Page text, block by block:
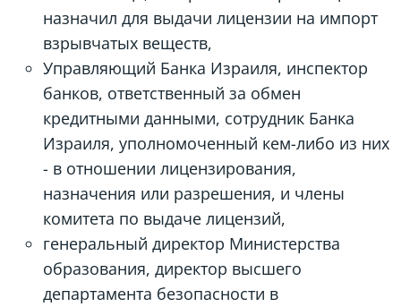
назначил для выдачи лицензии на импорт
взрывчатых веществ,
Управляющий Банка Израиля, инспектор
банков, ответственный за обмен
кредитными данными, сотрудник Банка
Израиля, уполномоченный кем-либо из них
- в отношении лицензирования,
назначения или разрешения, и члены
комитета по выдаче лицензий,
генеральный директор Министерства
образования, директор высшего
департамента безопасности в